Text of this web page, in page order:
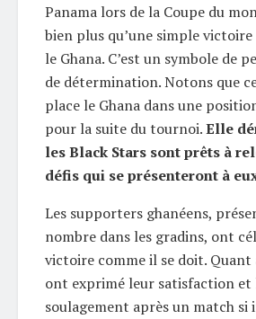
Panama lors de la Coupe du
bien plus qu’une simple
le Ghana. C’est un symbole de
de détermination. Notons que
place le Ghana dans une
pour la suite du tournoi.Elle
les Black Stars sont prêts à
défis qui se présenteront à
Les supporters ghanéens,
nombre dans les gradins, ont
victoire comme il se doit. Quant
ont exprimé leur satisfaction et
soulagement après un match si